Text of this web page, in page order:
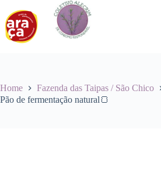
para
conteúdo
Home
Fazenda das Taipas / São Chico
Pão de fermentação natural🍞